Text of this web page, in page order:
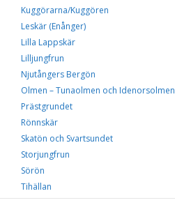
Kuggörarna/Kuggören
Leskär (Enånger)
Lilla Lappskär
Lilljungfrun
Njutångers Bergön
Olmen – Tunaolmen och Idenorsolmen
Prästgrundet
Rönnskär
Skatön och Svartsundet
Storjungfrun
Sörön
Tihällan
Vattharet